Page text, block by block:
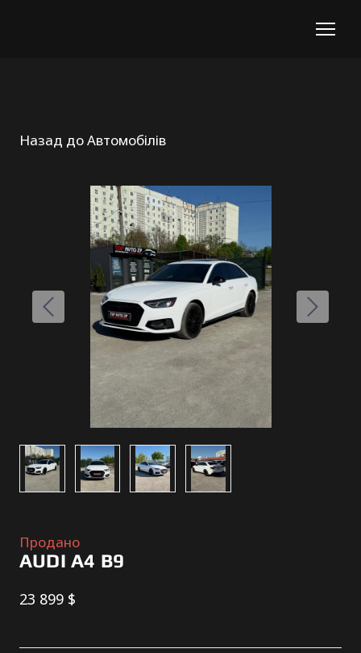
Назад до Автомобілів
Продано
AUDI A4 B9
23 899 $